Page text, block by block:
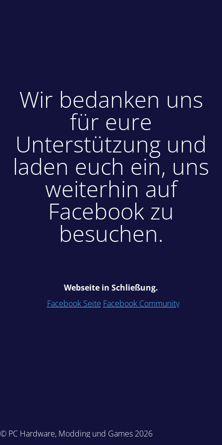
Wir bedanken uns
für eure
Unterstützung und
laden euch ein, uns
weiterhin auf
Facebook zu
besuchen.
Webseite in Schließung.
Facebook Seite Facebook Community
© PC Hardware, Modding und Games 2026